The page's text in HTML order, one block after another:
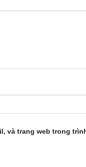
và trang web trong